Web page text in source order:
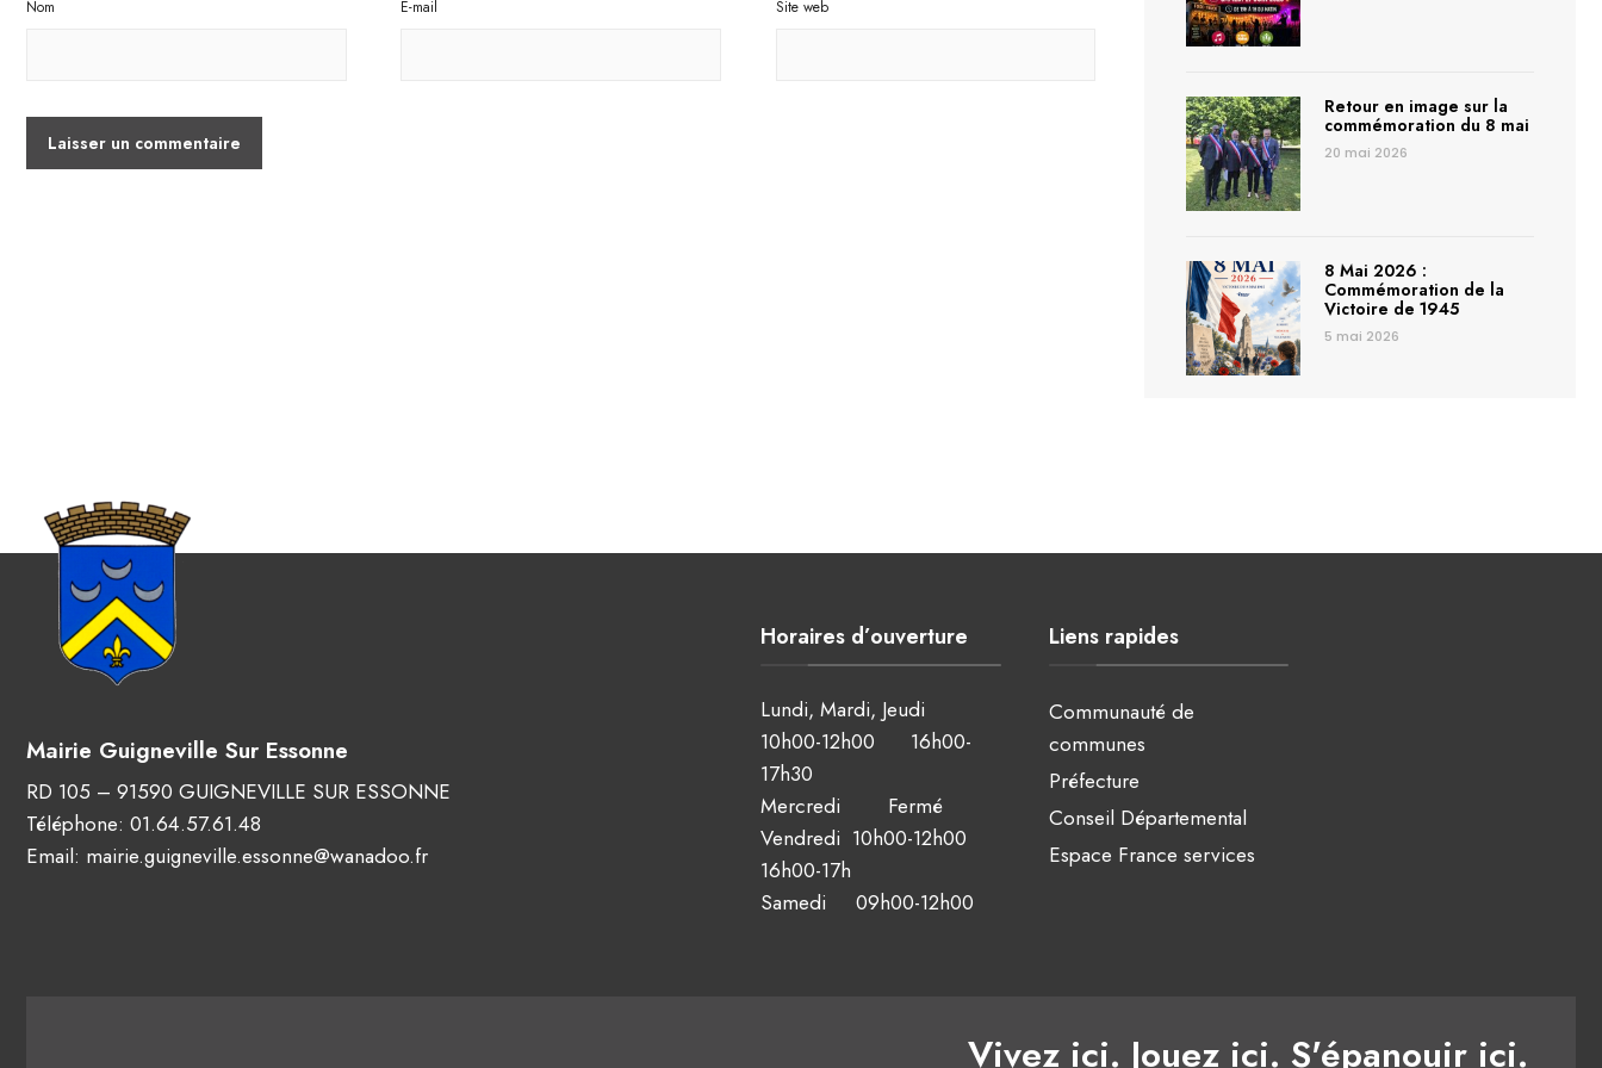
Nom E-mail Site web
Retour en image sur la
commémoration du 8 mai
20 mai 2026
8 Mai 2026 :
Commémoration de la
Victoire de 1945
5 mai 2026
Mairie Guigneville Sur Essonne
RD 105 – 91590 GUIGNEVILLE SUR ESSONNE
Téléphone: 01.64.57.61.48
Email: mairie.guigneville.essonne@wanadoo.fr
Horaires d’ouverture
Lundi, Mardi, Jeudi
10h00-12h00 16h00-
17h30
Mercredi Fermé
Vendredi 10h00-12h00
16h00-17h
Samedi 09h00-12h00
Liens rapides
Communauté de
communes
Préfecture
Conseil Départemental
Espace France services
Vivez ici. Jouez ici. S'épanouir ici.